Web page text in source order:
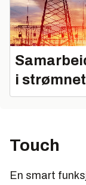
i
Touch
En smart